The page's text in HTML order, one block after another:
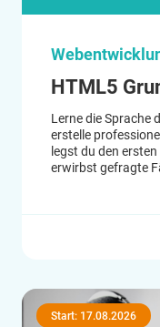
HTML5
Lerne die Sprache
erstelle
legst du den
erwirbst gefragte
Start: 17.08.2026